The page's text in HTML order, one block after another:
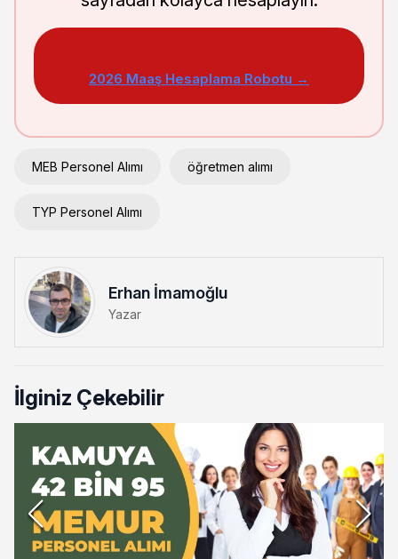
2026 Maaş Hesaplama Robotu →
MEB Personel Alımı öğretmen alımı
TYP Personel Alımı
Erhan İmamoğlu
Yazar
İlginiz Çekebilir